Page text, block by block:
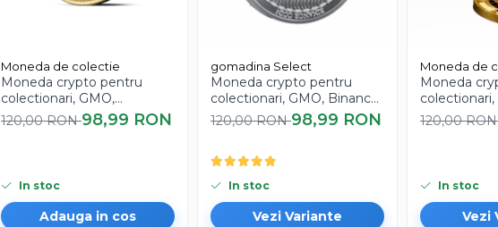
Moneda de colectie
Moneda crypto pentru
colectionari, GMO,
Ethereum ETH, aurie
120,00 RON98,99 RON
In stoc
Adauga in cos
gomadina Select
Moneda crypto pentru
colectionari, GMO, Binance
Coin, BNB
120,00 RON98,99 RON
In stoc
Vezi Variante
Moneda de
Moneda
colectionari,
XRP
120,00
In stoc
Vezi